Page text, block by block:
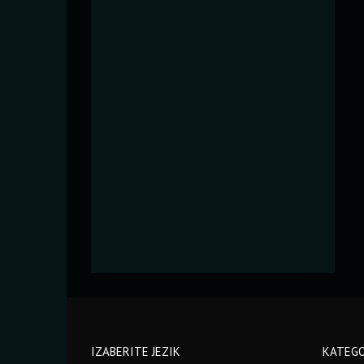
IZABERITE JEZIK